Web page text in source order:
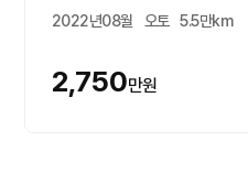
2022년08월 오토 5.5만km
2,750만원